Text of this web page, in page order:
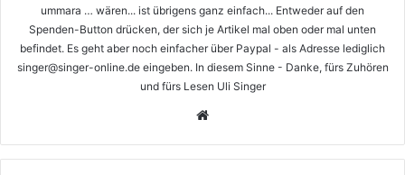
ummara … wären... ist übrigens ganz einfach... Entweder auf den
Spenden-Button drücken, der sich je Artikel mal oben oder mal unten
befindet. Es geht aber noch einfacher über Paypal - als Adresse lediglich
singer@singer-online.de eingeben. In diesem Sinne - Danke, fürs Zuhören
und fürs Lesen Uli Singer